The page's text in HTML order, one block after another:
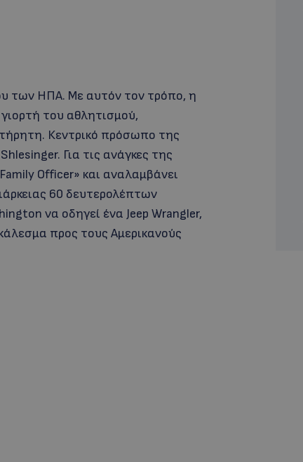
των ΗΠΑ. Με αυτόν τον τρόπο, η
του αθλητισμού,
Κεντρικό πρόσωπο της
Για τις ανάγκες της
Officer» και αναλαμβάνει
60 δευτερολέπτων
να οδηγεί ένα Jeep Wrangler,
προς τους Αμερικανούς